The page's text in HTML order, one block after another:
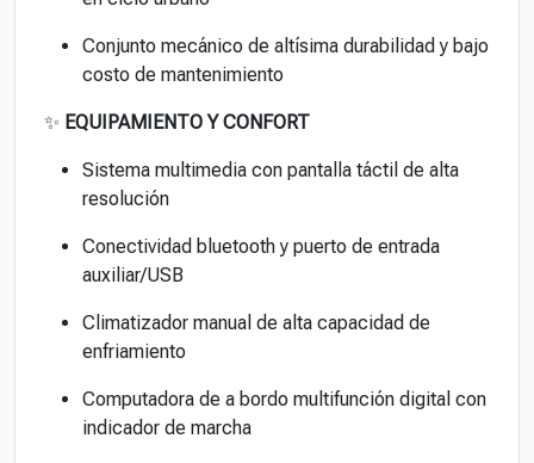
Conjunto mecánico de altísima durabilidad y bajo
costo de mantenimiento
✨ EQUIPAMIENTO Y CONFORT
Sistema multimedia con pantalla táctil de alta
resolución
Conectividad bluetooth y puerto de entrada
auxiliar/USB
Climatizador manual de alta capacidad de
enfriamiento
Computadora de a bordo multifunción digital con
indicador de marcha